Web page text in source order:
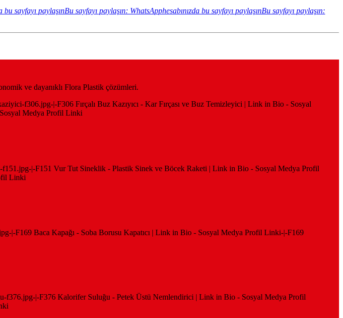
bu sayfayı paylaşınBu sayfayı paylaşın: WhatsApphesabınızda bu sayfayı paylaşınBu sayfayı paylaşın:
ve dayanıklı Flora Plastik çözümleri.
f306.jpg-|-F306 Fırçalı Buz Kazıyıcı - Kar Fırçası ve Buz Temizleyici | Link in Bio - Sosyal
Medya Profil Linki
|-F151 Vur Tut Sineklik - Plastik Sinek ve Böcek Raketi | Link in Bio - Sosyal Medya Profil
Linki
|-F169 Baca Kapağı - Soba Borusu Kapatıcı | Link in Bio - Sosyal Medya Profil Linki-|-F169
|-F376 Kalorifer Suluğu - Petek Üstü Nemlendirici | Link in Bio - Sosyal Medya Profil